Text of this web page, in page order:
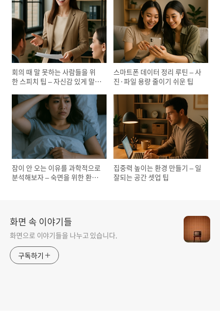
회의 때 말 못하는 사람들을 위
한 스피치 팁 – 자신감 있게 말
스마트폰 데이터 정리 루틴 – 사
진·파일 용량 줄이기 쉬운 팁
잠이 안 오는 이유를 과학적으로
분석해보자 – 숙면을 위한 환경
집중력 높이는 환경 만들기 – 일
잘되는 공간 셋업 팁
화면 속 이야기들
화면으로 이야기들을 나누고 있습니다.
구독하기